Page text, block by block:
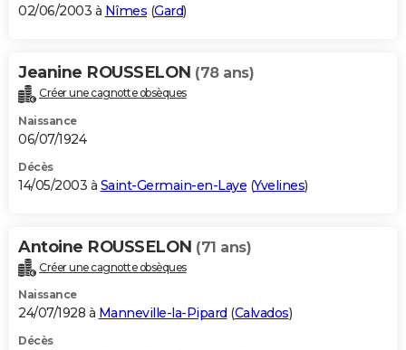
02/06/2003 à Nîmes (Gard)
Jeanine ROUSSELON (78 ans)
Créer une cagnotte obsèques
Naissance
06/07/1924
Décès
14/05/2003 à Saint-Germain-en-Laye (Yvelines)
Antoine ROUSSELON (71 ans)
Créer une cagnotte obsèques
Naissance
24/07/1928 à Manneville-la-Pipard (Calvados)
Décès